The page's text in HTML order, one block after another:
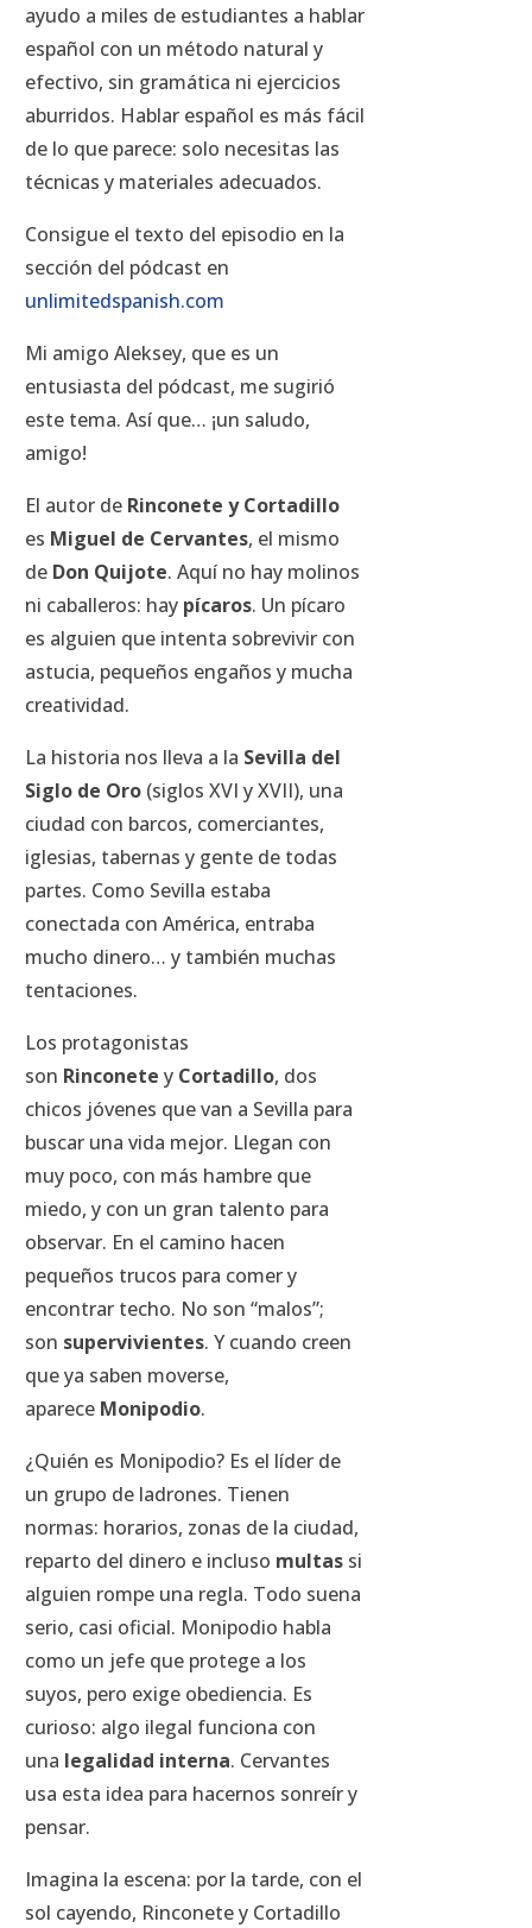
ayudo a miles de estudiantes a hablar
español con un método natural y
efectivo, sin gramática ni ejercicios
aburridos. Hablar español es más fácil
de lo que parece: solo necesitas las
técnicas y materiales adecuados.
Consigue el texto del episodio en la
sección del pódcast en
unlimitedspanish.com
Mi amigo Aleksey, que es un
entusiasta del pódcast, me sugirió
este tema. Así que… ¡un saludo,
amigo!
El autor de Rinconete y Cortadillo
es Miguel de Cervantes, el mismo
de Don Quijote. Aquí no hay molinos
ni caballeros: hay pícaros. Un pícaro
es alguien que intenta sobrevivir con
astucia, pequeños engaños y mucha
creatividad.
La historia nos lleva a la Sevilla del
Siglo de Oro(siglos XVI y XVII), una
ciudad con barcos, comerciantes,
iglesias, tabernas y gente de todas
partes. Como Sevilla estaba
conectada con América, entraba
mucho dinero… y también muchas
tentaciones.
Los protagonistas
son Rinconete y Cortadillo, dos
chicos jóvenes que van a Sevilla para
buscar una vida mejor. Llegan con
muy poco, con más hambre que
miedo, y con un gran talento para
observar. En el camino hacen
pequeños trucos para comer y
encontrar techo. No son “malos”;
son supervivientes. Y cuando creen
que ya saben moverse,
aparece Monipodio.
¿Quién es Monipodio? Es el líder de
un grupo de ladrones. Tienen
normas: horarios, zonas de la ciudad,
reparto del dinero e incluso multassi
alguien rompe una regla. Todo suena
serio, casi oficial. Monipodio habla
como un jefe que protege a los
suyos, pero exige obediencia. Es
curioso: algo ilegal funciona con
una legalidad interna. Cervantes
usa esta idea para hacernos sonreír y
pensar.
Imagina la escena: por la tarde, con el
sol cayendo, Rinconete y Cortadillo